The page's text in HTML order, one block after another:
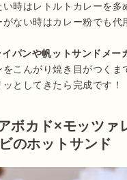
時はレトルトカレーを多
ない時はカレー粉でも代
パンや帆ットサンドメー
こんがり焼き目がつくま
としてきたら完成です！
ボカド×モッツァ
のホットサンド